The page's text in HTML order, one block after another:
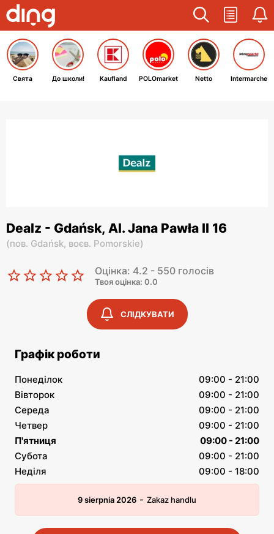
Свята До школи! Kaufland POLOmarket Netto Intermarche
Dealz - Gdańsk, Al. Jana Pawła II 16
(пов. Gdańsk, воєв. Pomorskie)
Оцінка: 4.2 - 550 голосів
Твоя оцінка: 0.0
СЛІДКУВАТИ
Графік роботи
Понеділок
09:00 - 21:00
Вівторок
09:00 - 21:00
Середа
09:00 - 21:00
Четвер
09:00 - 21:00
П'ятниця
09:00 - 21:00
Субота
09:00 - 21:00
Неділя
09:00 - 18:00
9 sierpnia 2026 - Zakaz handlu